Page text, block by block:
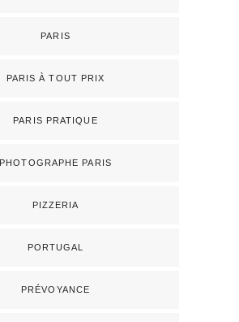
PARIS
PARIS À TOUT PRIX
PARIS PRATIQUE
PHOTOGRAPHE PARIS
PIZZERIA
PORTUGAL
PRÉVOYANCE